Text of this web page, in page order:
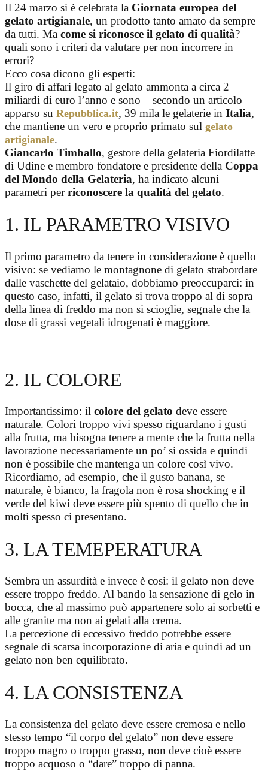
Il 24 marzo si è celebrata la Giornata europea del
gelato artigianale, un prodotto tanto amato da sempre
da tutti. Ma come si riconosce il gelato di qualità?
quali sono i criteri da valutare per non incorrere in
errori?
Ecco cosa dicono gli esperti:
Il giro di affari legato al gelato ammonta a circa 2
miliardi di euro l’anno e sono – secondo un articolo
apparso su Repubblica.it, 39 mila le gelaterie in Italia,
che mantiene un vero e proprio primato sul gelato
artigianale.
Giancarlo Timballo, gestore della gelateria Fiordilatte
di Udine e membro fondatore e presidente della Coppa
del Mondo della Gelateria, ha indicato alcuni
parametri perriconoscere la qualità del gelato.
1. IL PARAMETRO VISIVO
Il primo parametro da tenere in considerazione è quello
visivo: se vediamo le montagnone di gelato strabordare
dalle vaschette del gelataio, dobbiamo preoccuparci: in
questo caso, infatti, il gelato si trova troppo al di sopra
della linea di freddo ma non si scioglie, segnale che la
dose di grassi vegetali idrogenati è maggiore.
2. IL COLORE
Importantissimo: il colore del gelato deve essere
naturale. Colori troppo vivi spesso riguardano i gusti
alla frutta, ma bisogna tenere a mente che la frutta nella
lavorazione necessariamente un po’ si ossida e quindi
non è possibile che mantenga un colore così vivo.
Ricordiamo, ad esempio, che il gusto banana, se
naturale, è bianco, la fragola non è rosa shocking e il
verde del kiwi deve essere più spento di quello che in
molti spesso ci presentano.
3. LA TEMEPERATURA
Sembra un assurdità e invece è così: il gelato non deve
essere troppo freddo. Al bando la sensazione di gelo in
bocca, che al massimo può appartenere solo ai sorbetti e
alle granite ma non ai gelati alla crema.
La percezione di eccessivo freddo potrebbe essere
segnale di scarsa incorporazione di aria e quindi ad un
gelato non ben equilibrato.
4. LA CONSISTENZA
La consistenza del gelato deve essere cremosa e nello
stesso tempo “il corpo del gelato” non deve essere
troppo magro o troppo grasso, non deve cioè essere
troppo acquoso o “dare” troppo di panna.